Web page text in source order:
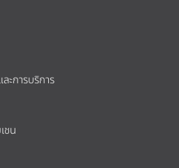
ะการบริการ
ชน